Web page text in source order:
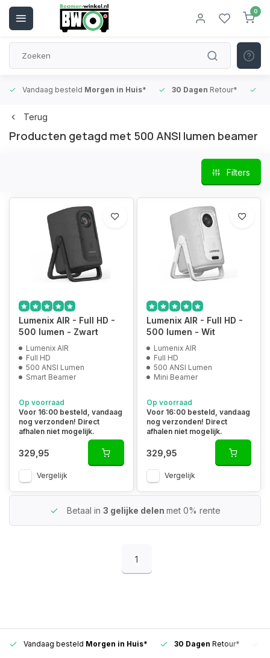
0
Vandaag besteld Morgen in Huis* 30 Dagen Retour*
Terug
Producten getagd met 500 ANSI lumen beamer
Filters
Lumenix AIR - Full HD -
500 lumen - Zwart
Lumenix AIR
Full HD
500 ANSI Lumen
Smart Beamer
Op voorraad
Voor 16:00 besteld, vandaag
nog verzonden! Direct
afhalen niet mogelijk.
329,95
Vergelijk
Lumenix AIR - Full HD -
500 lumen - Wit
Lumenix AIR
Full HD
500 ANSI Lumen
Mini Beamer
Op voorraad
Voor 16:00 besteld, vandaag
nog verzonden! Direct
afhalen niet mogelijk.
329,95
Vergelijk
Betaal in 3 gelijke delen met 0% rente
1
Vandaag besteld Morgen in Huis* 30 Dagen Retour*